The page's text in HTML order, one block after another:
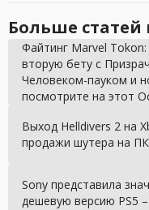
Больше статей
Файтинг Marvel
вторую бету с
Человеком-пауком и
посмотрите на этот
Выход Helldivers 2 на
продажи шутера на ПК
Sony представила
дешевую версию PS5